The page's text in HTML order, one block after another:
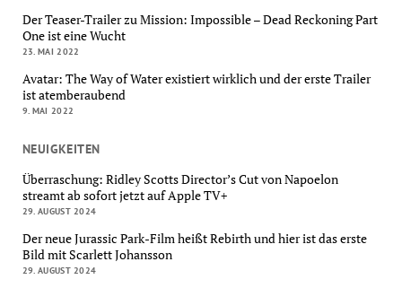
Der Teaser-Trailer zu Mission: Impossible – Dead Reckoning Part
One ist eine Wucht
23. MAI 2022
Avatar: The Way of Water existiert wirklich und der erste Trailer
ist atemberaubend
9. MAI 2022
NEUIGKEITEN
Überraschung: Ridley Scotts Director’s Cut von Napoelon
streamt ab sofort jetzt auf Apple TV+
29. AUGUST 2024
Der neue Jurassic Park-Film heißt Rebirth und hier ist das erste
Bild mit Scarlett Johansson
29. AUGUST 2024